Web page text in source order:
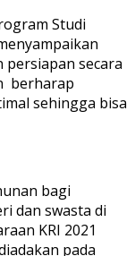
Studi
secara
berharap
sehingga bisa
bagi
dan swasta di
KRI 2021
pada